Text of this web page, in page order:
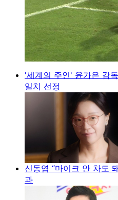
'세계의 주인' 윤가은 감
일치 선정
신동엽 “마이크 안 차도
과